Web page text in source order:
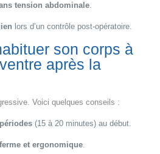
tension abdominale.
lors d’un contrôle post-opératoire.
son corps à
après la
Voici quelques conseils :
(15 à 20 minutes) au début.
et ergonomique.